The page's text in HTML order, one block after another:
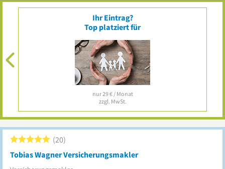
Ihr Eintrag?
Top platziert für
nur 29 € / Monat
zzgl. MwSt.
Tobias Wagner Versicherungsmakler
20